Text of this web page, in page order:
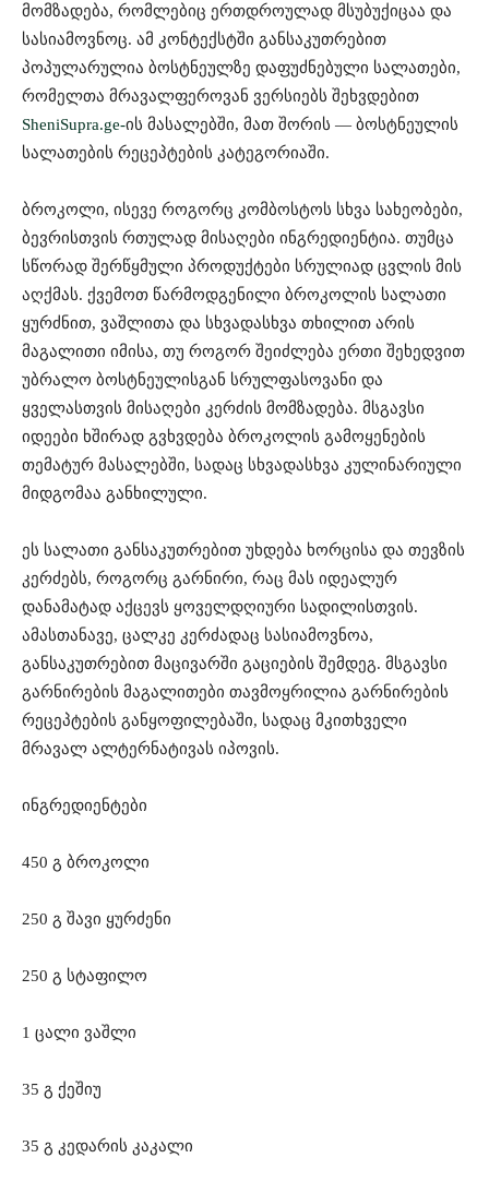
მომზადება, რომლებიც ერთდროულად მსუბუქიცაა და
სასიამოვნოც. ამ კონტექსტში განსაკუთრებით
პოპულარულია ბოსტნეულზე დაფუძნებული სალათები,
რომელთა მრავალფეროვან ვერსიებს შეხვდებით
SheniSupra.ge-ის მასალებში, მათ შორის — ბოსტნეულის
სალათების რეცეპტების კატეგორიაში.
ბროკოლი, ისევე როგორც კომბოსტოს სხვა სახეობები,
ბევრისთვის რთულად მისაღები ინგრედიენტია. თუმცა
სწორად შერწყმული პროდუქტები სრულიად ცვლის მის
აღქმას. ქვემოთ წარმოდგენილი ბროკოლის სალათი
ყურძნით, ვაშლითა და სხვადასხვა თხილით არის
მაგალითი იმისა, თუ როგორ შეიძლება ერთი შეხედვით
უბრალო ბოსტნეულისგან სრულფასოვანი და
ყველასთვის მისაღები კერძის მომზადება. მსგავსი
იდეები ხშირად გვხვდება ბროკოლის გამოყენების
თემატურ მასალებში, სადაც სხვადასხვა კულინარიული
მიდგომაა განხილული.
ეს სალათი განსაკუთრებით უხდება ხორცისა და თევზის
კერძებს, როგორც გარნირი, რაც მას იდეალურ
დანამატად აქცევს ყოველდღიური სადილისთვის.
ამასთანავე, ცალკე კერძადაც სასიამოვნოა,
განსაკუთრებით მაცივარში გაციების შემდეგ. მსგავსი
გარნირების მაგალითები თავმოყრილია გარნირების
რეცეპტების განყოფილებაში, სადაც მკითხველი
მრავალ ალტერნატივას იპოვის.
ინგრედიენტები
450 გ ბროკოლი
250 გ შავი ყურძენი
250 გ სტაფილო
1 ცალი ვაშლი
35 გ ქეშიუ
35 გ კედარის კაკალი